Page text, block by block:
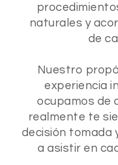
naturales y
de
Nuestro
experiencia
ocupamos de
realmente te
decisión tomada
a asistir en